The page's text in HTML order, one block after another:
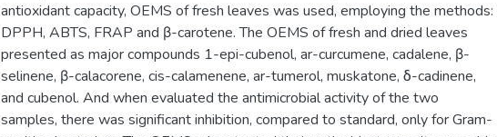
antioxidant capacity, OEMS of fresh leaves was used, employing the methods:
DPPH, ABTS, FRAP and β-carotene. The OEMS of fresh and dried leaves
presented as major compounds 1-epi-cubenol, ar-curcumene, cadalene, β-
selinene, β-calacorene, cis-calamenene, ar-tumerol, muskatone, δ-cadinene,
and cubenol. And when evaluated the antimicrobial activity of the two
samples, there was significant inhibition, compared to standard, only for Gram-